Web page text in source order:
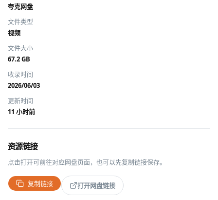
夸克网盘
文件类型
视频
文件大小
67.2 GB
收录时间
2026/06/03
更新时间
11 小时前
资源链接
点击打开可前往对应网盘页面，也可以先复制链接保存。
复制链接 打开网盘链接